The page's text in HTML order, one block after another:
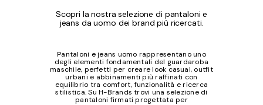
Scopri la nostra selezione di pantaloni e
jeans da uomo dei brand più ricercati.
Pantaloni e jeans uomo rappresentano uno
degli elementi fondamentali del guardaroba
maschile, perfetti per creare look casual, outfit
urbani e abbinamenti più raffinati con
equilibrio tra comfort, funzionalità e ricerca
stilistica. Su H-Brands trovi una selezione di
pantaloni firmati progettata per